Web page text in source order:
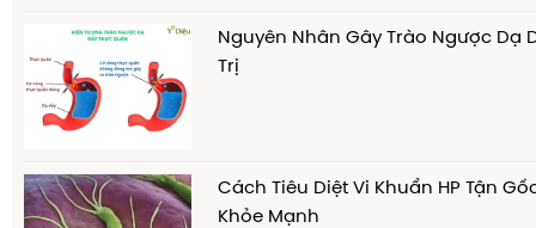
Nguyên Nhân Gây Trào Ngược Dạ
Trị
Cách Tiêu Diệt Vi Khuẩn HP Tận
Khỏe Mạnh